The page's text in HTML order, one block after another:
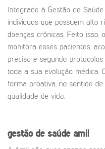
Integrado à Gestão de
indivíduos que possuem alto
doenças crônicas. Feito isso,
monitora esses pacientes,
precisa e segundo
toda a sua evolução médica.
forma proativa, no sentido
qualidade de vida.
gestão de saúde amil